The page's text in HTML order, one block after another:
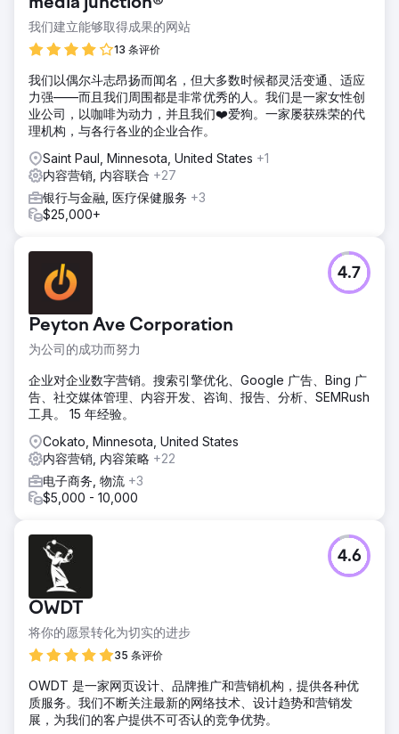
我们建立能够取得成果的网站
13 条评价
我们以偶尔斗志昂扬而闻名，但大多数时候都灵活变通、适应
力强——而且我们周围都是非常优秀的人。我们是一家女性创
业公司，以咖啡为动力，并且我们❤️爱狗。一家屡获殊荣的代
理机构，与各行各业的企业合作。
Saint Paul, Minnesota, United States +1
内容营销, 内容联合 +27
银行与金融, 医疗保健服务 +3
$25,000+
Peyton Ave Corporation
为公司的成功而努力
4.7
企业对企业数字营销。搜索引擎优化、Google 广告、Bing 广
告、社交媒体管理、内容开发、咨询、报告、分析、SEMRush
工具。 15 年经验。
Cokato, Minnesota, United States
内容营销, 内容策略 +22
电子商务, 物流 +3
$5,000 - 10,000
OWDT
将你的愿景转化为切实的进步
35 条评价
4.6
OWDT 是一家网页设计、品牌推广和营销机构，提供各种优
质服务。我们不断关注最新的网络技术、设计趋势和营销发
展，为我们的客户提供不可否认的竞争优势。